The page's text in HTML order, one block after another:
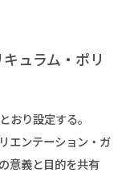
ュラム・ポリ
おり設定する。
エンテーション・ガ
意義と目的を共有